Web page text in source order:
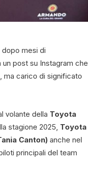
dopo mesi di
post su Instagram che
ma carico di significato
volante della Toyota
stagione 2025, Toyota
Canton) anche nel
principali del team